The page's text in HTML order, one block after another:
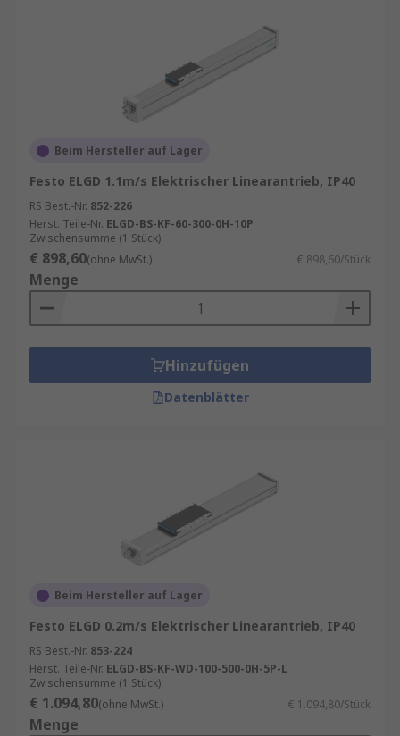
RS Online hat eine große Auswahl an
elektrische-Linearantriebe von führenden
Herstellern auf Lager, wie z.B. Bosch Rexroth,
Wollen Sie mehr überSchalter für
Linearantriebeund
wissen?
Beim Hersteller auf Lager
Festo ELGD 1.1m/s Elektrischer Linearantrieb, IP40
RS Best.-Nr. 852-226
Herst. Teile-Nr. ELGD-BS-KF-60-300-0H-10P
Zwischensumme (1 Stück)
€ 898,60(ohne MwSt.) € 898,60/Stück
Menge
Hinzufügen
Datenblätter
Beim Hersteller auf Lager
Festo ELGD 0.2m/s Elektrischer Linearantrieb, IP40
RS Best.-Nr. 853-224
Herst. Teile-Nr. ELGD-BS-KF-WD-100-500-0H-5P-L
Zwischensumme (1 Stück)
€ 1.094,80(ohne MwSt.) € 1.094,80/Stück
Menge